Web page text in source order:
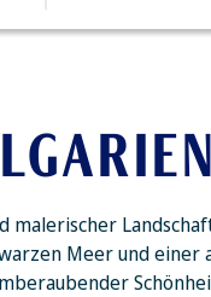
malerischer
Meer und einer